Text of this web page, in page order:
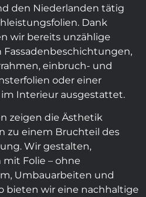
den Niederlanden tätig
Dank
wir bereits unzählige
einbruch- und
oder einer
Interieur ausgestattet.
zeigen die Ästhetik
zu einem Bruchteil des
Wir gestalten,
Folie – ohne
Umbauarbeiten und
bieten wir eine nachhaltige